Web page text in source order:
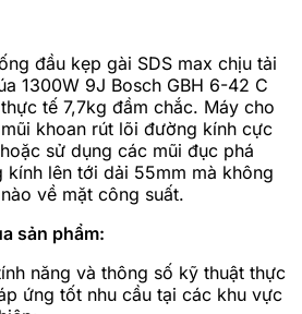
đầu kẹp gài SDS max chịu tải
1300W 9J Bosch GBH 6-42 C
tế 7,7kg đầm chắc. Máy cho
khoan rút lõi đường kính cực
sử dụng các mũi đục phá
kính lên tới dải 55mm mà không
về mặt công suất.
sản phẩm:
năng và thông số kỹ thuật thực
ứng tốt nhu cầu tại các khu vực